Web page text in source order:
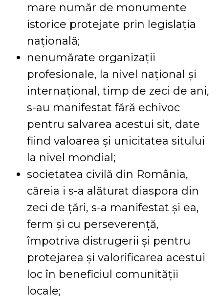
mare număr de monumente
istorice protejate prin legislația
națională;
nenumărate organizații
profesionale, la nivel național și
internațional, timp de zeci de ani,
s-au manifestat fără echivoc
pentru salvarea acestui sit, date
fiind valoarea și unicitatea sitului
la nivel mondial;
societatea civilă din România,
căreia i s-a alăturat diaspora din
zeci de țări, s-a manifestat și ea,
ferm și cu perseverență,
împotriva distrugerii și pentru
protejarea și valorificarea acestui
loc în beneficiul comunității
locale;